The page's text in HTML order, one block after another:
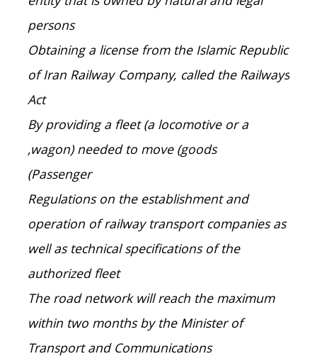
persons
Obtaining a license from the Islamic Republic
of Iran Railway Company, called the Railways
Act
By providing a fleet (a locomotive or a
wagon) needed to move (goods,
Passenger)
Regulations on the establishment and
operation of railway transport companies as
well as technical specifications of the
authorized fleet
The road network will reach the maximum
within two months by the Minister of
Transport and Communications